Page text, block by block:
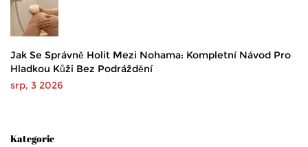
Jak Se Správně Holit Mezi Nohama: Kompletní Návod Pro
Hladkou Kůži Bez Podráždění
srp, 3 2026
Kategorie